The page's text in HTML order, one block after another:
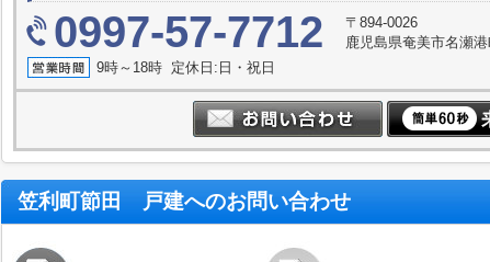
0997-57-7712
〒894-0026
鹿児島県奄美市名瀬
9時～18時 定休日:日・祝日
笠利町節田 戸建へのお問い合わせ